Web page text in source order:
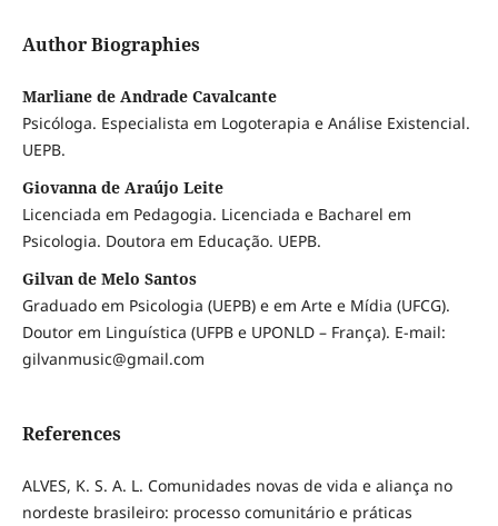
Author Biographies
Marliane de Andrade Cavalcante
Psicóloga. Especialista em Logoterapia e Análise Existencial.
UEPB.
Giovanna de Araújo Leite
Licenciada em Pedagogia. Licenciada e Bacharel em
Psicologia. Doutora em Educação. UEPB.
Gilvan de Melo Santos
Graduado em Psicologia (UEPB) e em Arte e Mídia (UFCG).
Doutor em Linguística (UFPB e UPONLD – França). E-mail:
gilvanmusic@gmail.com
References
ALVES, K. S. A. L. Comunidades novas de vida e aliança no
nordeste brasileiro: processo comunitário e práticas